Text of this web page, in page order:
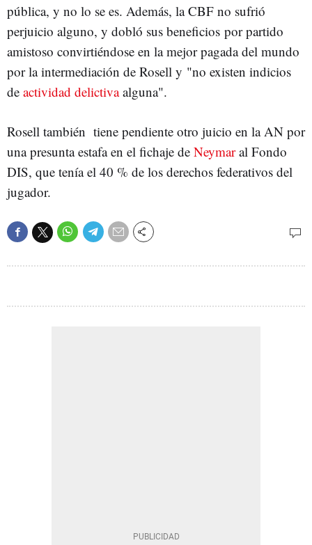
pública, y no lo se es. Además, la CBF no sufrió
perjuicio alguno, y dobló sus beneficios por partido
amistoso convirtiéndose en la mejor pagada del mundo
por la intermediación de Rosell y "no existen indicios
de actividad delictivaalguna".
Rosell también tiene pendiente otro juicio en la AN por
una presunta estafa en el fichaje de Neymaral Fondo
DIS, que tenía el 40 % de los derechos federativos del
jugador.